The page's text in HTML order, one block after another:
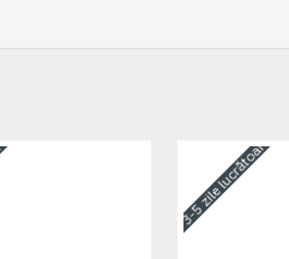
3-5 zile lucrătoare